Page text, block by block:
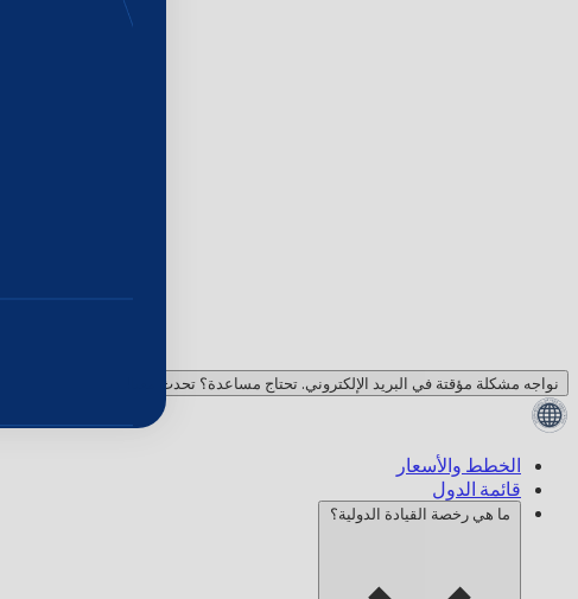
نواجه مشكلة مؤقتة في البريد الإلكتروني. تحتاج مساعدة؟ تحدث معنا!
الخطط والأسعار
قائمة الدول
ما هي رخصة القيادة الدولية؟